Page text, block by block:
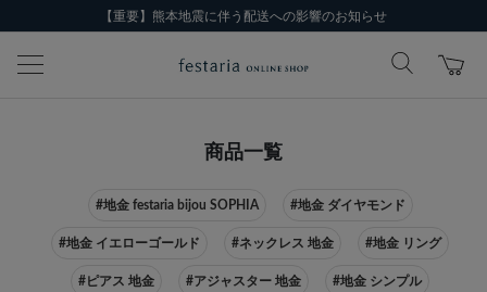
【重要】熊本地震に伴う配送への影響のお知らせ
商品一覧
#地金 festaria bijou SOPHIA #地金 ダイヤモンド
#地金 イエローゴールド #ネックレス 地金 #地金 リング
#ピアス 地金 #アジャスター 地金 #地金 シンプル